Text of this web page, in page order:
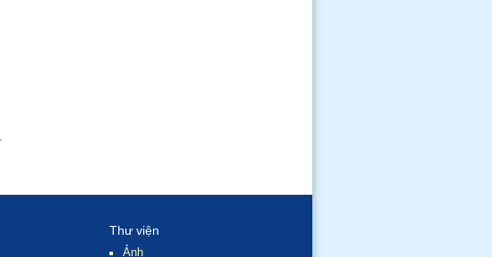
Thư viện
Ảnh